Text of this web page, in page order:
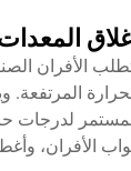
الأفران
الأفران،